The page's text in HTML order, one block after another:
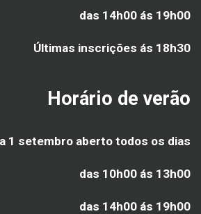
das 14h00 ás 19h00
Últimas inscrições ás 18h30
Horário de verão
1 setembro aberto todos os dias
das 10h00 ás 13h00
das 14h00 ás 19h00